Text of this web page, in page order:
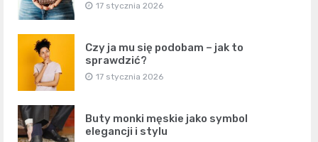
17 stycznia 2026
Czy ja mu się podobam – jak to
sprawdzić?
17 stycznia 2026
Buty monki męskie jako symbol
elegancji i stylu